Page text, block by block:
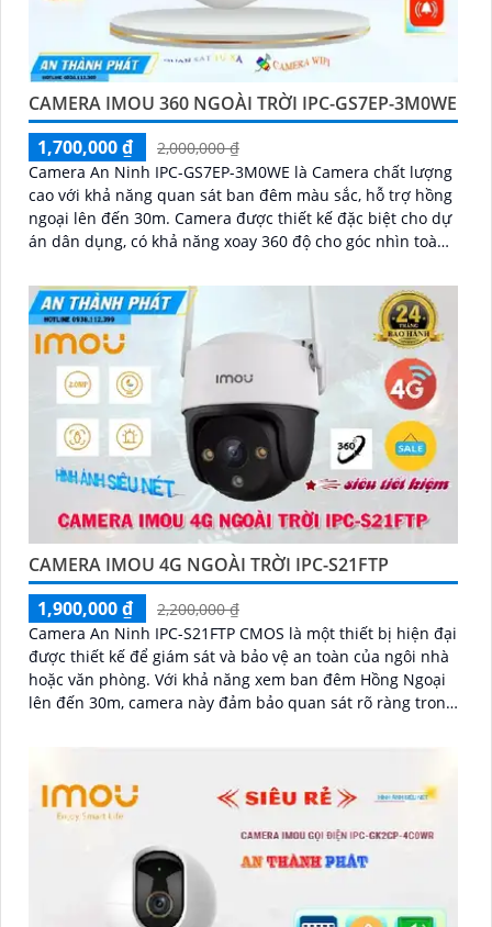
CAMERA IMOU 360 NGOÀI TRỜI IPC-GS7EP-3M0WE
1,700,000 ₫
2,000,000 ₫
Camera An Ninh IPC-GS7EP-3M0WE là Camera chất lượng
cao với khả năng quan sát ban đêm màu sắc, hỗ trợ hồng
ngoại lên đến 30m. Camera được thiết kế đặc biệt cho dự
án dân dụng, có khả năng xoay 360 độ cho góc nhìn toàn
CAMERA IMOU 4G NGOÀI TRỜI IPC-S21FTP
1,900,000 ₫
2,200,000 ₫
Camera An Ninh IPC-S21FTP CMOS là một thiết bị hiện đại
được thiết kế để giám sát và bảo vệ an toàn của ngôi nhà
hoặc văn phòng. Với khả năng xem ban đêm Hồng Ngoại
lên đến 30m, camera này đảm bảo quan sát rõ ràng trong